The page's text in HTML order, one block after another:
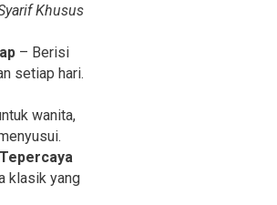
Khusus
– Berisi
setiap hari.
wanita,
klasik yang